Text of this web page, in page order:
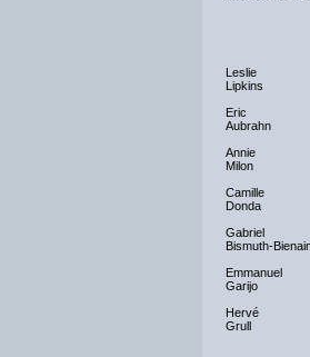
Leslie
Lipkins
Eric
Aubrahn
Annie
Milon
Camille
Donda
Gabriel
Bismuth-
Emmanuel
Garijo
Hervé
Grull